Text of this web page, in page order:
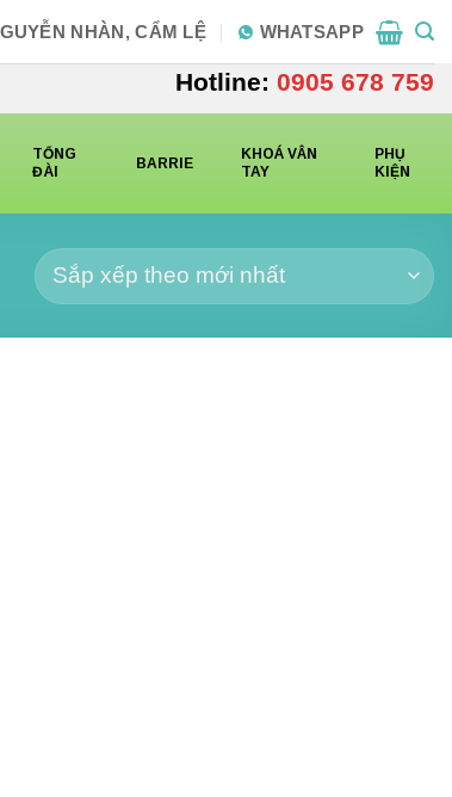
NHÀN, CẨM LỆ WHATSAPP
Hotline: 0905 678 759
TỔNG
ĐÀI
BARRIE
KHOÁ VÂN
TAY
PHỤ
KIỆN